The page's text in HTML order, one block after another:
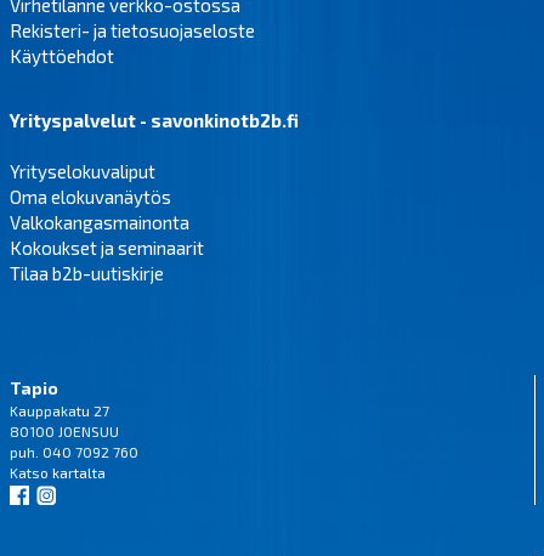
Virhetilanne verkko-ostossa
Rekisteri- ja tietosuojaseloste
Käyttöehdot
Yrityspalvelut - savonkinotb2b.fi
Yrityselokuvaliput
Oma elokuvanäytös
Valkokangasmainonta
Kokoukset ja seminaarit
Tilaa b2b-uutiskirje
Tapio
Kauppakatu 27
80100 JOENSUU
puh. 040 7092 760
Katso kartalta